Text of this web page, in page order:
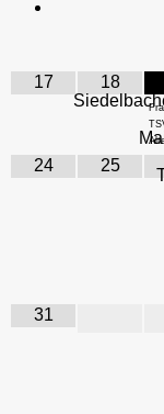
17 18
24 25
31